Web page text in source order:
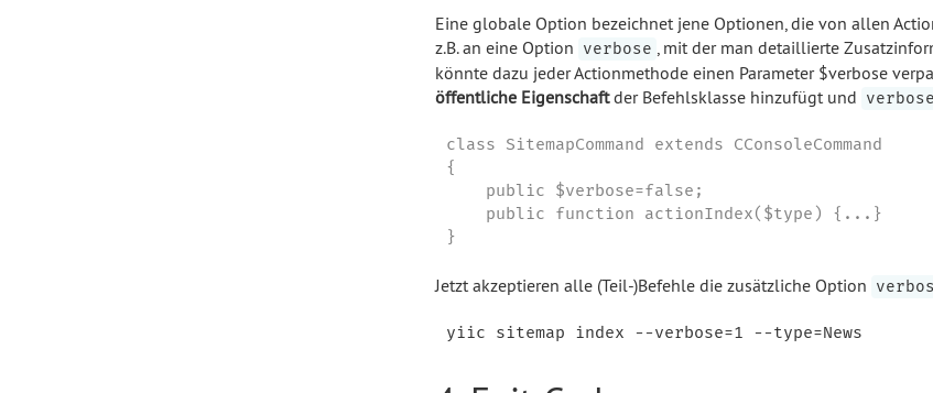
Eine globale Option bezeichnet jene Optionen, die von allen
z.B. an eine Option verbose
, mit der man detaillierte
könnte dazu jeder Actionmethode einen Parameter $verbose
öffentliche Eigenschaftder Befehlsklasse hinzufügt und verbose
class SitemapCommand extends CConsoleCommand
{
    public $verbose=false;
    public function actionIndex($type) {...}
}
Jetzt akzeptieren alle (Teil-)Befehle die zusätzliche Option